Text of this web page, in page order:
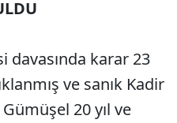
davasında karar 23
ve sanık Kadir
20 yıl ve